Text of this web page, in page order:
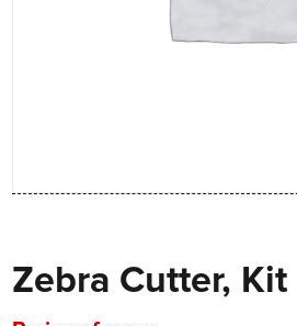
Zebra Cutter, Kit